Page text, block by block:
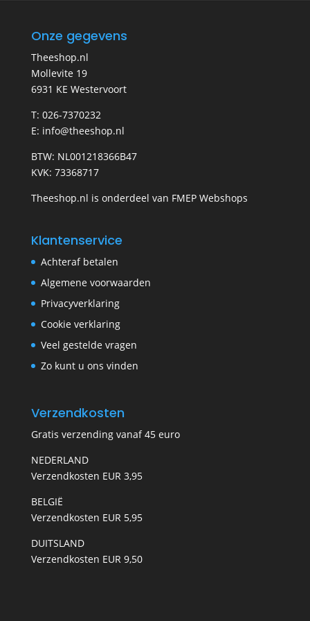
Onze gegevens
Theeshop.nl
Mollevite 19
6931 KE Westervoort
T: 026-7370232
E: info@theeshop.nl
BTW: NL001218366B47
KVK: 73368717
Theeshop.nl is onderdeel van FMEP Webshops
Klantenservice
Achteraf betalen
Algemene voorwaarden
Privacyverklaring
Cookie verklaring
Veel gestelde vragen
Zo kunt u ons vinden
Verzendkosten
Gratis verzending vanaf 45 euro
NEDERLAND
Verzendkosten EUR 3,95
BELGIË
Verzendkosten EUR 5,95
DUITSLAND
Verzendkosten EUR 9,50